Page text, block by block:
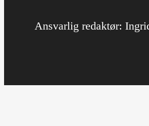
Ansvarlig redaktør: